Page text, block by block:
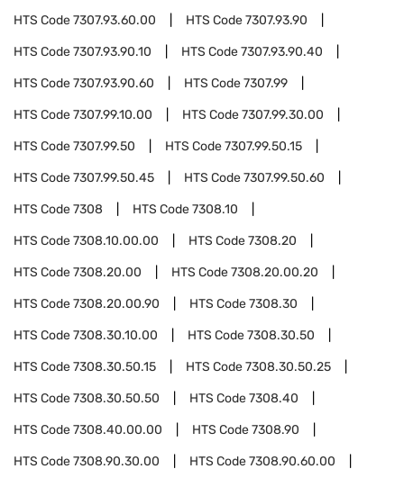
HTS Code7307.93.60.00 HTS Code7307.93.90
HTS Code7307.93.90.10 HTS Code7307.93.90.40
HTS Code7307.93.90.60 HTS Code7307.99
HTS Code7307.99.10.00 HTS Code7307.99.30.00
HTS Code7307.99.50 HTS Code7307.99.50.15
HTS Code7307.99.50.45 HTS Code7307.99.50.60
HTS Code7308 HTS Code7308.10
HTS Code7308.10.00.00 HTS Code7308.20
HTS Code7308.20.00 HTS Code7308.20.00.20
HTS Code7308.20.00.90 HTS Code7308.30
HTS Code7308.30.10.00 HTS Code7308.30.50
HTS Code7308.30.50.15 HTS Code7308.30.50.25
HTS Code7308.30.50.50 HTS Code7308.40
HTS Code7308.40.00.00 HTS Code7308.90
HTS Code7308.90.30.00 HTS Code7308.90.60.00